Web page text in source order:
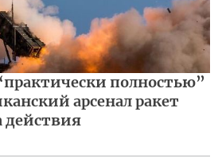
полностью”
арсенал ракет
действия